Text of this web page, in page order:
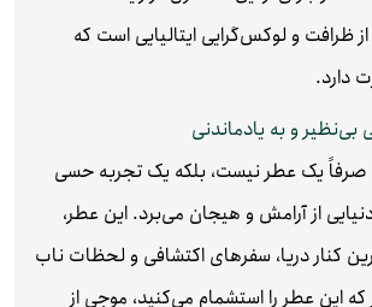
ظرافت و لوکس‌گرایی ایتالیایی است که
دارد.
صرفاً یک عطر نیست، بلکه یک تجربه حسی
از آرامش و هیجان می‌برد. این عطر،
کنار دریا، سفرهای اکتشافی و لحظات ناب
این عطر را استشمام می‌کنید، موجی از